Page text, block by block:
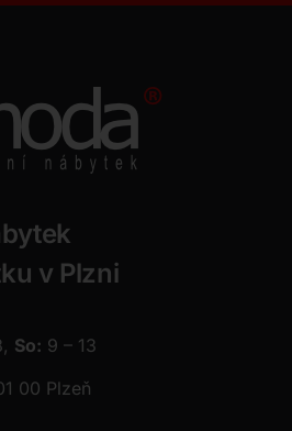
v Plzni
So: 9 – 13
00 Plzeň